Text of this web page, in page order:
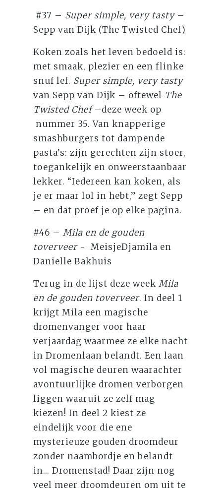
#37 – Super simple, very tasty–
Sepp van Dijk (The Twisted Chef)
Koken zoals het leven bedoeld is:
met smaak, plezier en een flinke
snuf lef. Super simple, very tasty
van Sepp van Dijk – oftewel The
Twisted Chef–deze week op
nummer 35. Van knapperige
smashburgers tot dampende
pasta’s: zijn gerechten zijn stoer,
toegankelijk en onweerstaanbaar
lekker. “Iedereen kan koken, als
je er maar lol in hebt,” zegt Sepp
– en dat proef je op elke pagina.
#46 –Mila en de gouden
toverveer - MeisjeDjamila en
Danielle Bakhuis
Terug in de lijst deze weekMila
en de gouden toverveer. In deel 1
krijgt Mila een magische
dromenvanger voor haar
verjaardag waarmee ze elke nacht
in Dromenlaan belandt. Een laan
vol magische deuren waarachter
avontuurlijke dromen verborgen
liggen waaruit ze zelf mag
kiezen! In deel 2 kiest ze
eindelijk voor die ene
mysterieuze gouden droomdeur
zonder naambordje en belandt
in... Dromenstad! Daar zijn nog
veel meer droomdeuren om uit te